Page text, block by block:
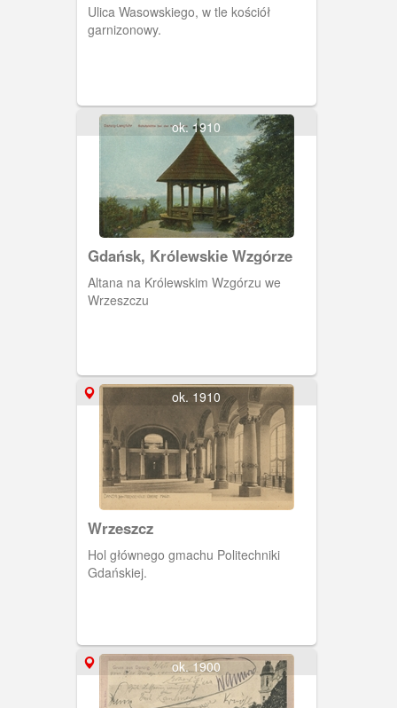
Ulica Wasowskiego, w tle kościół
garnizonowy.
ok. 1910
Gdańsk, Królewskie Wzgórze
Altana na Królewskim Wzgórzu we
Wrzeszczu
ok. 1910
Wrzeszcz
Hol głównego gmachu Politechniki
Gdańskiej.
ok. 1900